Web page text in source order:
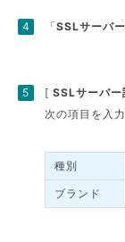
「SSLサーバ
[SSLサーバー
次の項目を入力
種別
ブランド